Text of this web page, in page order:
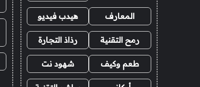
المعارف هيدب فيديو
رمح التقنية رذاذ التجارة
طعم وكيف شهود نت